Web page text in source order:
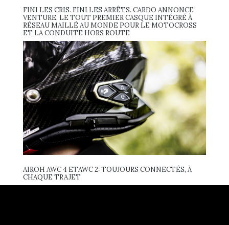
FINI LES CRIS. FINI LES ARRÊTS. CARDO ANNONCE
VENTURE, LE TOUT PREMIER CASQUE INTÉGRÉ À
RÉSEAU MAILLÉ AU MONDE POUR LE MOTOCROSS
ET LA CONDUITE HORS ROUTE
AIROH AWC 4 ETAWC 2: TOUJOURS CONNECTÉS, À
CHAQUE TRAJET